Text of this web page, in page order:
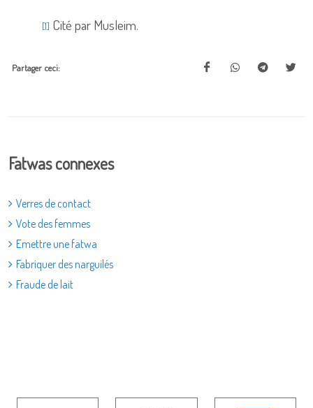
[1] Cité par Musleim.
Partager ceci:
Fatwas connexes
Verres de contact
Vote des femmes
Emettre une fatwa
Fabriquer des narguilés
Fraude de lait